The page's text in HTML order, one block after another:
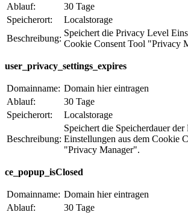
Ablauf:
30 Tage
Speicherort:
Localstorage
Beschreibung:
Speichert die Privacy Level
Cookie Consent Tool "Privacy
user_privacy_settings_expires
Domainname: Domain hier eintragen
Ablauf:
30 Tage
Speicherort:
Localstorage
Beschreibung:
Speichert die Speicherdauer
Einstellungen aus dem Cookie
"Privacy Manager".
ce_popup_isClosed
Domainname: Domain hier eintragen
Ablauf:
30 Tage